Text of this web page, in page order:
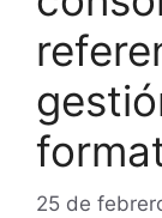
25 de